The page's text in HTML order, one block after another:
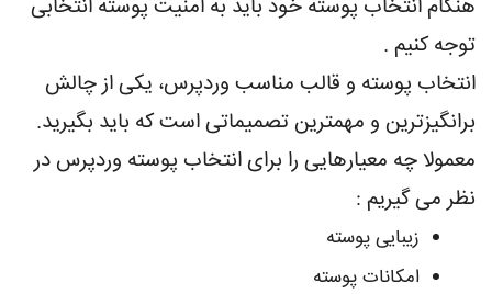
هنگام انتخاب پوسته خود باید به امنیت پوسته انتخابی
توجه کنیم .
انتخاب پوسته و قالب مناسب وردپرس، یکی از چالش
برانگیزترین و مهمترین تصمیماتی است که باید بگیرید.
معمولا چه معیارهایی را برای انتخاب پوسته وردپرس در
نظر می گیریم :
زیبایی پوسته
امکانات پوسته